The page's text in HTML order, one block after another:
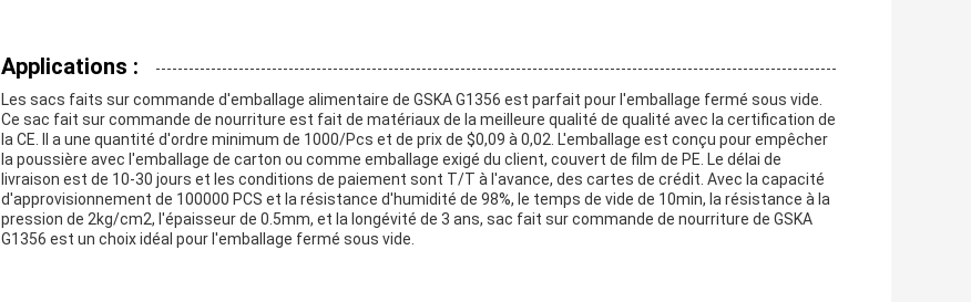
Applications :
Les sacs faits sur commande d'emballage alimentaire de GSKA G1356 est parfait pour l'emballage fermé sous vide.
Ce sac fait sur commande de nourriture est fait de matériaux de la meilleure qualité de qualité avec la certification de
la CE. Il a une quantité d'ordre minimum de 1000/Pcs et de prix de $0,09 à 0,02. L'emballage est conçu pour empêcher
la poussière avec l'emballage de carton ou comme emballage exigé du client, couvert de film de PE. Le délai de
livraison est de 10-30 jours et les conditions de paiement sont T/T à l'avance, des cartes de crédit. Avec la capacité
d'approvisionnement de 100000 PCS et la résistance d'humidité de 98%, le temps de vide de 10min, la résistance à la
pression de 2kg/cm2, l'épaisseur de 0.5mm, et la longévité de 3 ans, sac fait sur commande de nourriture de GSKA
G1356 est un choix idéal pour l'emballage fermé sous vide.